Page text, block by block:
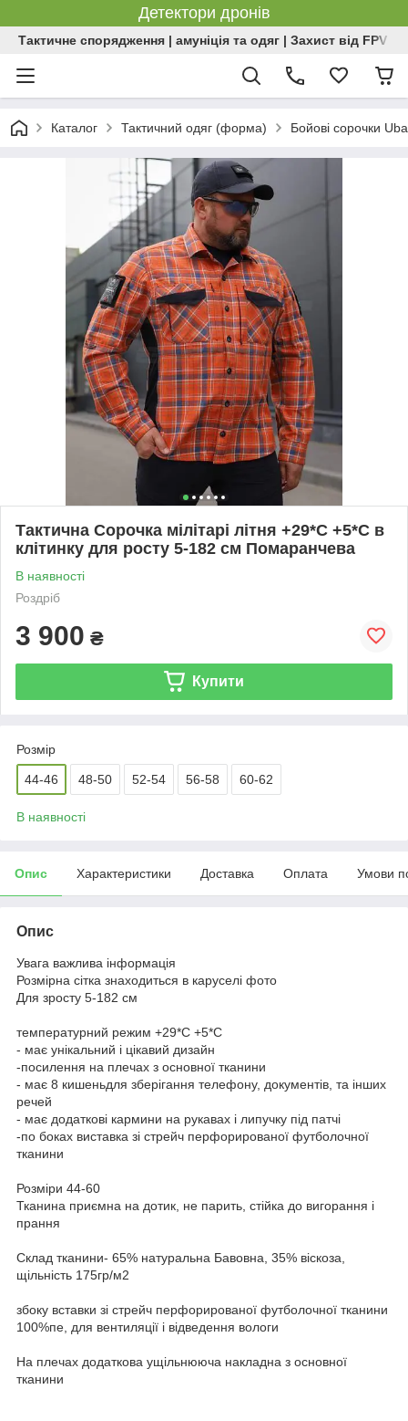
Детектори дронів
Тактичне спорядження | амуніція та одяг | Захист від FPV |
Каталог Тактичний одяг (форма) Бойові сорочки
Тактична Сорочка мілітарі літня +29*С +5*С в
клітинку для росту 5-182 см Помаранчева
В наявності
Роздріб
3 900 ₴
Купити
Розмір
44-46 48-50 52-54 56-58 60-62
В наявності
Опис Характеристики Доставка Оплата Умови
Опис
Увага важлива інформація
Розмірна сітка знаходиться в каруселі фото
Для зросту 5-182 см
температурний режим +29*С +5*С
- має унікальний і цікавий дизайн
-посилення на плечах з основної тканини
- має 8 кишеньдля зберігання телефону, документів, та інших
речей
- має додаткові кармини на рукавах і липучку під патчі
-по боках виставка зі стрейч перфорированої футболочної
тканини
Розміри 44-60
Тканина приємна на дотик, не парить, стійка до вигорання і
прання
Склад тканини- 65% натуральна Бавовна, 35% віскоза,
щільність 175гр/м2
збоку вставки зі стрейч перфорированої футболочної тканини
100%пе, для вентиляції і відведення вологи
На плечах додаткова ущільнююча накладна з основної
тканини